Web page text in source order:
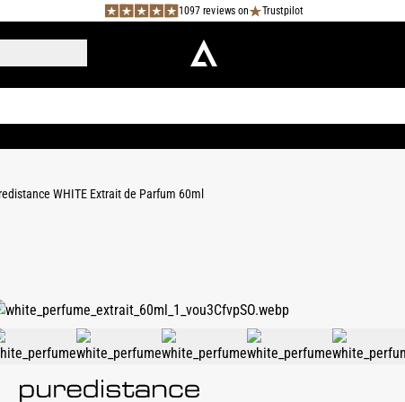
1097 reviews on Trustpilot
WHITE Extrait de Parfum 60ml